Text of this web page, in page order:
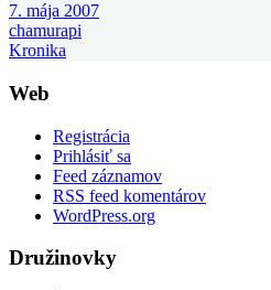
7. mája 2007
chamurapi
Kronika
Web
Registrácia
Prihlásiť sa
Feed záznamov
RSS feed komentárov
WordPress.org
Družinovky